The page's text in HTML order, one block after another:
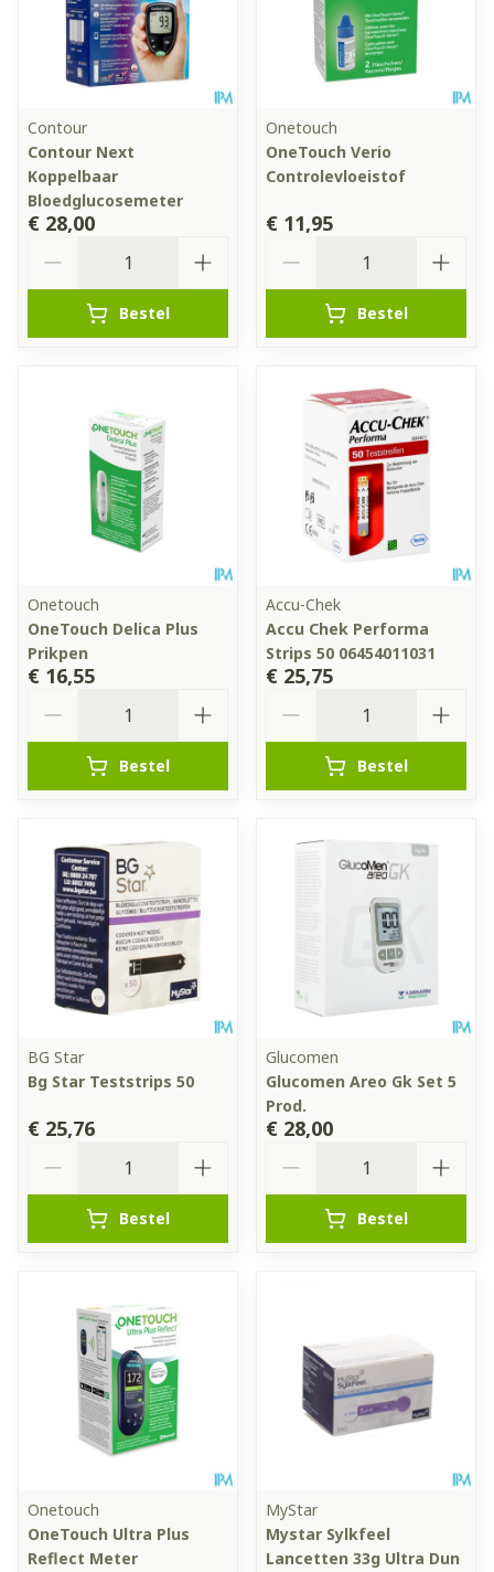
Contour
Contour Next
Koppelbaar
Bloedglucosemeter
€ 28,00
Bestel
Onetouch
OneTouch Verio
Controlevloeistof
€ 11,95
Bestel
Onetouch
OneTouch Delica Plus
Prikpen
€ 16,55
Bestel
Accu-Chek
Accu Chek Performa
Strips 50 06454011031
€ 25,75
Bestel
BG Star
Bg Star Teststrips 50
€ 25,76
Bestel
Glucomen
Glucomen Areo Gk Set 5
Prod.
€ 28,00
Bestel
Onetouch
OneTouch Ultra Plus
Reflect Meter
MyStar
Mystar Sylkfeel
Lancetten 33g Ultra Dun